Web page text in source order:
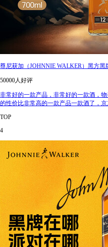
尊尼获加（JOHNNIE WALKER）黑方黑
50000人好评
非常好的一款产品，非常好的一款酒，
的性价比非常高的一款产品一款酒了，京
TOP
4